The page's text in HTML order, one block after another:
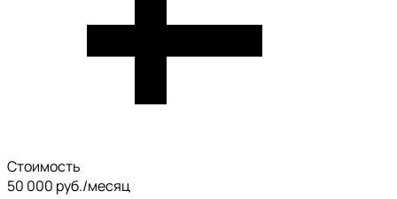
Стоимость
50 000 руб./месяц